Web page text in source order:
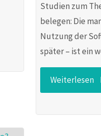
Studien zum
belegen: Die
Nutzung der
später – ist ein
Weiterlesen